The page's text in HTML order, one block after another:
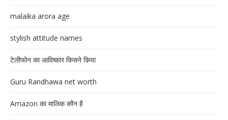
malaika arora age
stylish attitude names
टेलीफोन का आविष्कार किसने किया
Guru Randhawa net worth
Amazon का मालिक कौन है